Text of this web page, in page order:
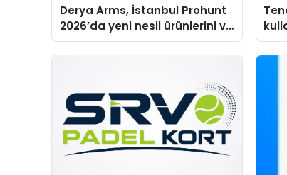
Derya Arms, İstanbul Prohunt
2026’da yeni nesil ürünlerini ve
global marka vizyonunu
sergiledi